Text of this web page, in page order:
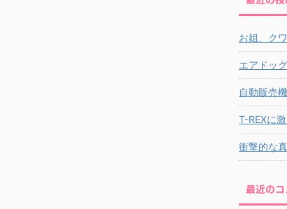
お姐、ク
エアドッ
自動販売
T-REXに
衝撃的な
最近の